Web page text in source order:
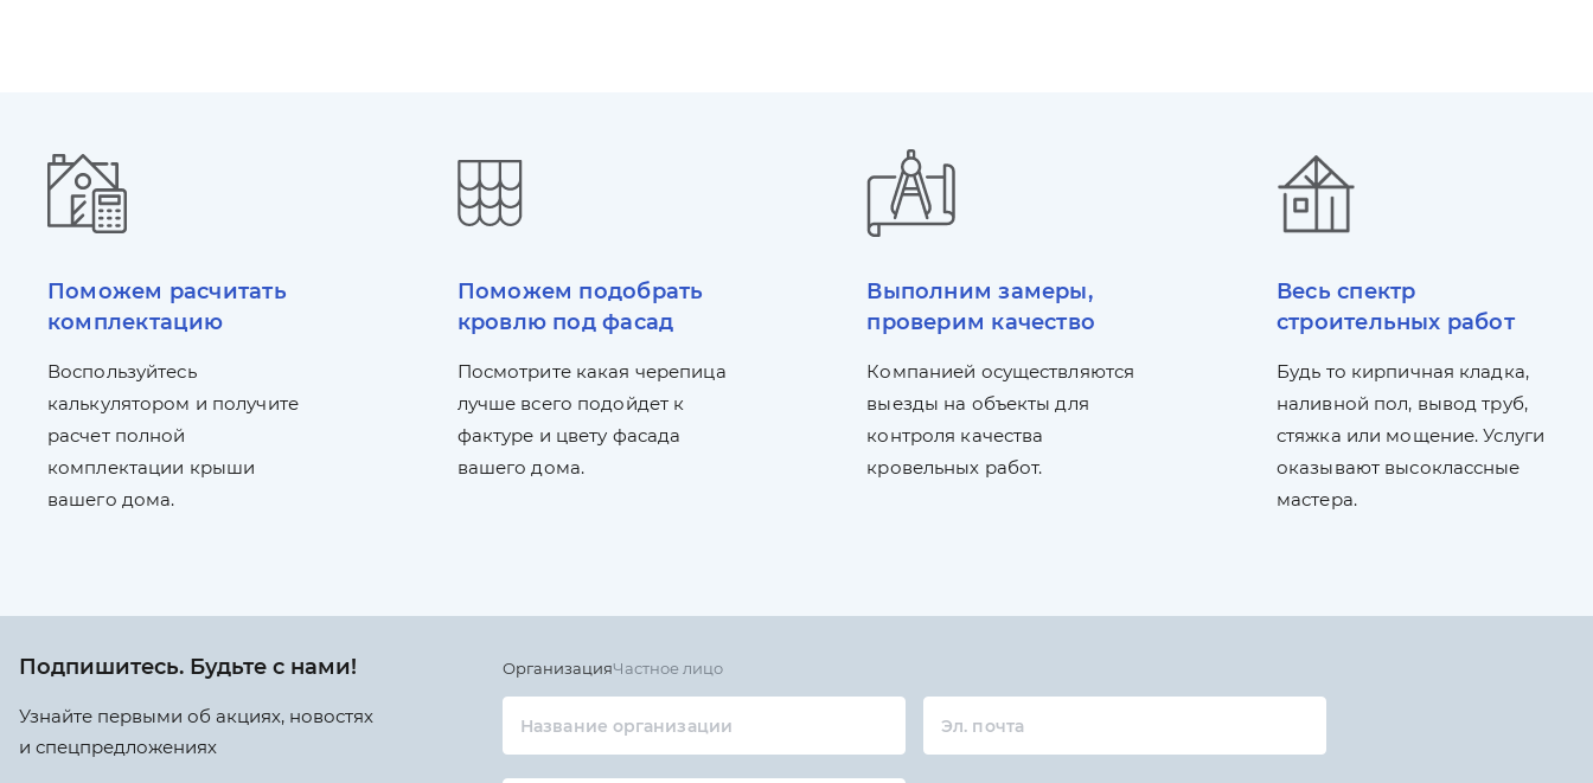
Поможем расчитать
комплектацию
Воспользуйтесь
калькулятором и получите
расчет полной
комплектации крыши
вашего дома.
Поможем подобрать
кровлю под фасад
Посмотрите какая черепица
лучше всего подойдет к
фактуре и цвету фасада
вашего дома.
Выполним замеры,
проверим качество
Компанией осуществляются
выезды на объекты для
контроля качества
кровельных работ.
Весь спектр
строительных работ
Будь то кирпичная кладка,
наливной пол, вывод труб,
стяжка или мощение. Услуги
оказывают высоклассные
мастера.
Подпишитесь. Будьте с нами!
Узнайте первыми об акциях, новостях
и спецпредложениях
ОрганизацияЧастное лицо
Название организации Эл. почта